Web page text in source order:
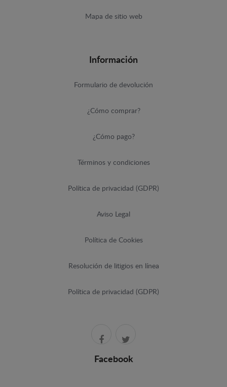
Mapa de sitio web
Información
Formulario de devolución
¿Cómo comprar?
¿Cómo pago?
Términos y condiciones
Política de privacidad (GDPR)
Aviso Legal
Política de Cookies
Resolución de litigios en línea
Política de privacidad (GDPR)
Facebook